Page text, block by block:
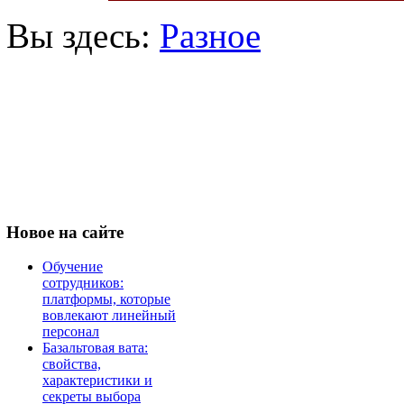
Вы здесь: Разное
Новое на сайте
Обучение
сотрудников:
платформы, которые
вовлекают линейный
персонал
Базальтовая вата:
свойства,
характеристики и
секреты выбора